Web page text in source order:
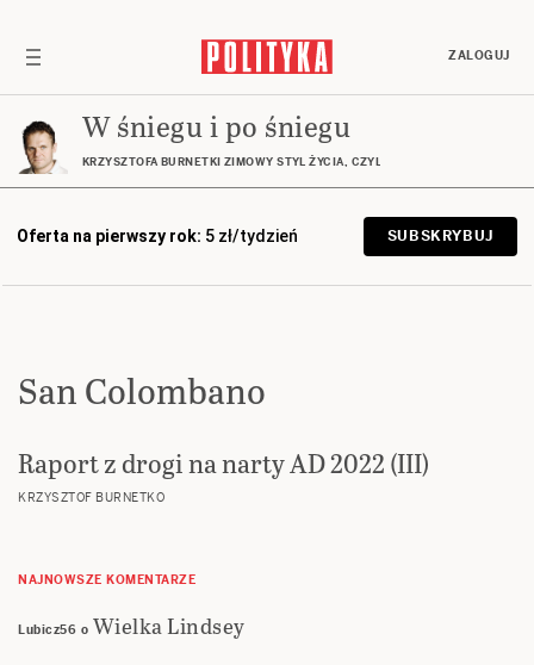
ZALOGUJ
W śniegu i po śniegu
KRZYSZTOFA BURNETKI ZIMOWY STYL ŻYCIA, CZYLI GÓRY, NARTY, DESKA… I
Oferta na pierwszy rok: 5 zł/tydzień SUBSKRYBUJ
San Colombano
Raport z drogi na narty AD 2022 (III)
KRZYSZTOF BURNETKO
NAJNOWSZE KOMENTARZE
Lubicz56 o Wielka Lindsey